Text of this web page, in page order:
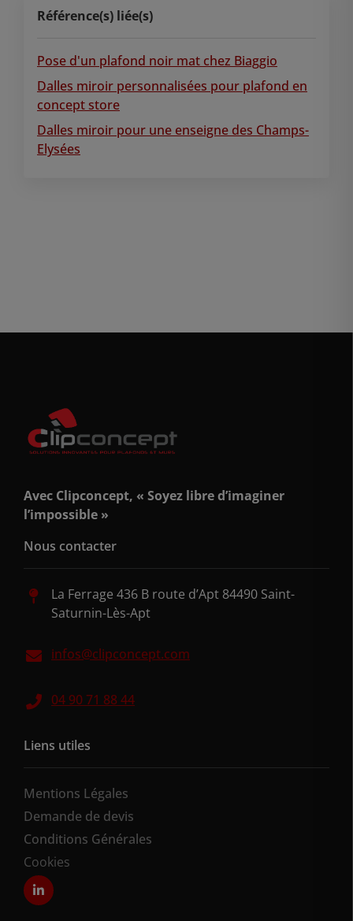
Référence(s) liée(s)
Pose d'un plafond noir mat chez Biaggio
Dalles miroir personnalisées pour plafond en
concept store
Dalles miroir pour une enseigne des Champs-
Elysées
Avec Clipconcept, « Soyez libre d’imaginer
l’impossible »
Nous contacter
La Ferrage 436 B route d’Apt 84490 Saint-
Saturnin-Lès-Apt
infos@clipconcept.com
04 90 71 88 44
Liens utiles
Mentions Légales
Demande de devis
Conditions Générales
Cookies